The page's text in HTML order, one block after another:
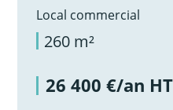
Local commercial
260 m²
26 400 €/an HT